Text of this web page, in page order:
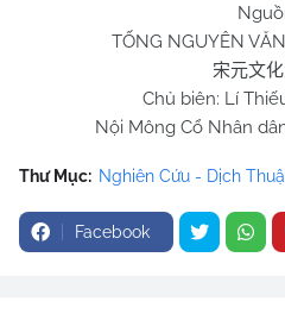
TỐNG NGUYÊN
宋元文
Chủ biên: Lí
Nội Mông Cổ Nhân
Thư Mục: Nghiên Cứu - Dịch
Facebook